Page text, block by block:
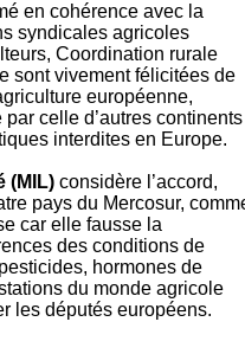
en cohérence avec la
syndicales agricoles
Coordination rurale
sont vivement félicitées de
européenne,
celle d’autres continents
interdites en Europe.
(MIL) considère l’accord,
pays du Mercosur,
car elle fausse la
des conditions de
hormones de
du monde agricole
les députés européens.